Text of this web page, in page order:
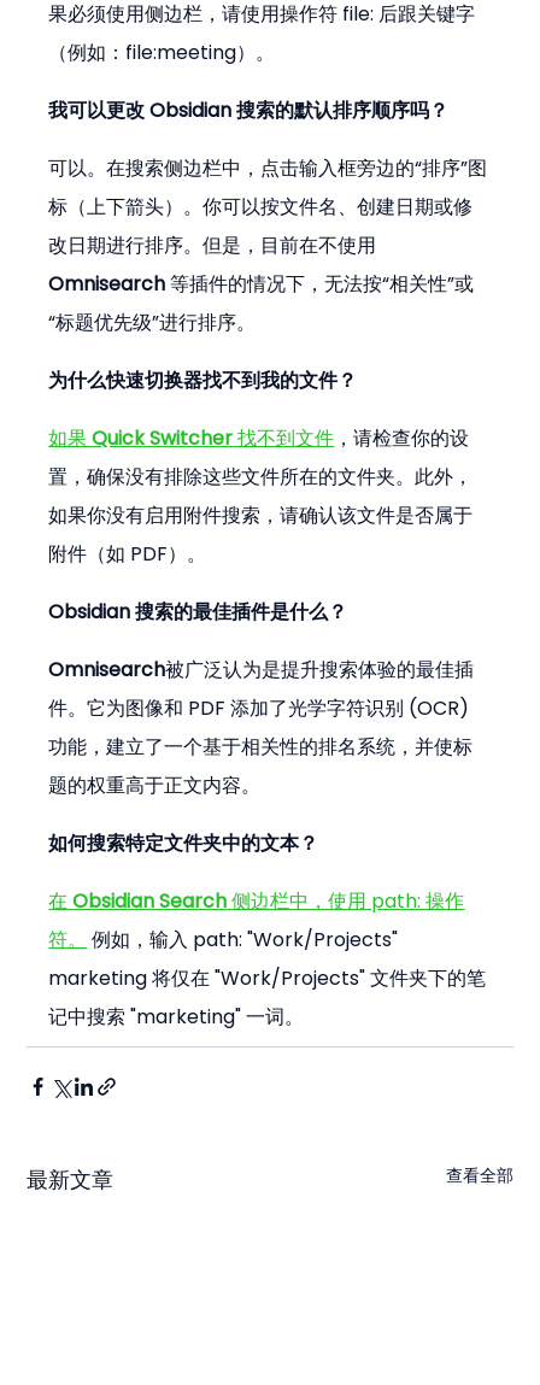
果必须使用侧边栏，请使用操作符 file: 后跟关键字
（例如：file:meeting）。
我可以更改 Obsidian 搜索的默认排序顺序吗？
可以。在搜索侧边栏中，点击输入框旁边的“排序”图
标（上下箭头）。你可以按文件名、创建日期或修
改日期进行排序。但是，目前在不使用
Omnisearch 等插件的情况下，无法按“相关性”或
“标题优先级”进行排序。
为什么快速切换器找不到我的文件？
如果 Quick Switcher 找不到文件 ，请检查你的设
置，确保没有排除这些文件所在的文件夹。此外，
如果你没有启用附件搜索，请确认该文件是否属于
附件（如 PDF）。
Obsidian 搜索的最佳插件是什么？
Omnisearch被广泛认为是提升搜索体验的最佳插
件。它为图像和 PDF 添加了光学字符识别 (OCR)
功能，建立了一个基于相关性的排名系统，并使标
题的权重高于正文内容。
如何搜索特定文件夹中的文本？
在 Obsidian Search 侧边栏中，使用 path: 操作
符。
例如，输入 path: "Work/Projects"
marketing 将仅在 "Work/Projects" 文件夹下的笔
记中搜索 "marketing" 一词。
最新文章 查看全部